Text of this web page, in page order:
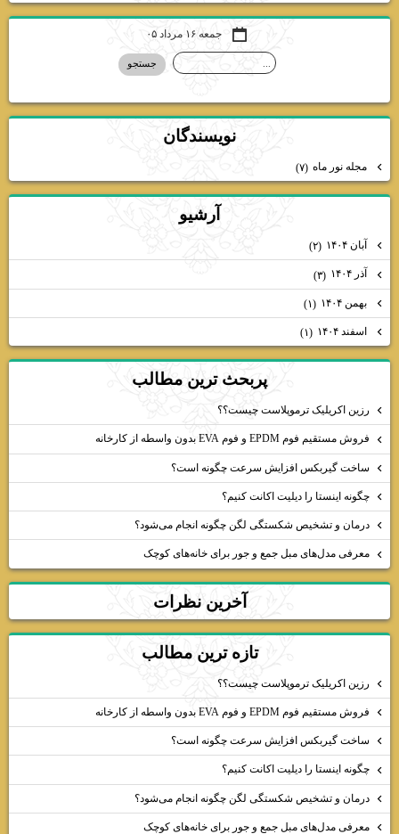
جمعه ۱۶ مرداد ۰۵
نويسندگان
مجله نور ماه(۷)
آرشيو
آبان ۱۴۰۴ (۲)
آذر ۱۴۰۴ (۳)
بهمن ۱۴۰۴ (۱)
اسفند ۱۴۰۴ (۱)
پربحث ترين مطالب
رزین اکریلیک ترموپلاست چیست؟؟
فروش مستقیم فوم EPDM و فوم EVA بدون واسطه از کارخانه
ساخت گیربکس افزایش سرعت چگونه است؟
چگونه اینستا را دیلیت اکانت کنیم؟
درمان و تشخیص شکستگی لگن چگونه انجام می‌شود؟
معرفی مدل‌های مبل جمع و جور برای خانه‌های کوچک
آخرين نظرات
تازه ترين مطالب
رزین اکریلیک ترموپلاست چیست؟؟
فروش مستقیم فوم EPDM و فوم EVA بدون واسطه از کارخانه
ساخت گیربکس افزایش سرعت چگونه است؟
چگونه اینستا را دیلیت اکانت کنیم؟
درمان و تشخیص شکستگی لگن چگونه انجام می‌شود؟
معرفی مدل‌های مبل جمع و جور برای خانه‌های کوچک